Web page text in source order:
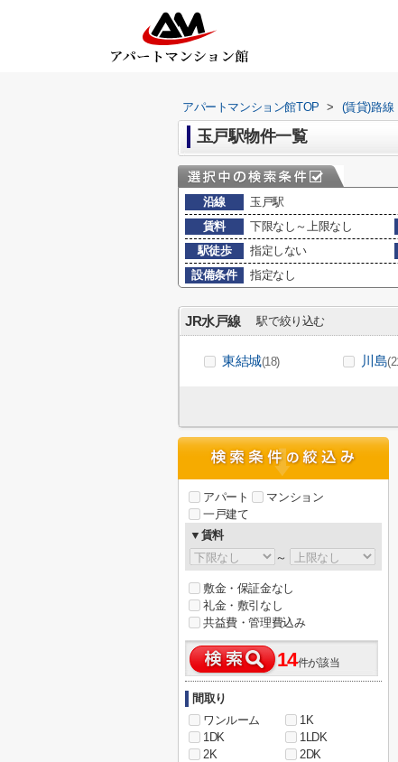
アパートマンション館TOP > (賃貸)路線
玉戸駅物件一覧
沿線
玉戸駅
賃料
下限なし～上限なし
駅徒歩
指定しない
設備条件
指定なし
JR水戸線 駅で絞り込む
東結城(18) 川島
アパート
マンション
一戸建て
▼賃料
～
敷金・保証金なし
礼金・敷引なし
共益費・管理費込み
14件が該当
間取り
ワンルーム
1K
1DK
1LDK
2K
2DK